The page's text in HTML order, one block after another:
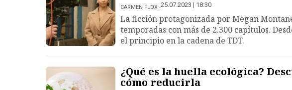
CARMEN FLOX 25.07.2023 | 18:30
La ficción protagonizada por Megan
temporadas con más de 2.300 capítulos.
el principio en la cadena de TDT.
¿Qué es la huella ecológica?
cómo reducirla